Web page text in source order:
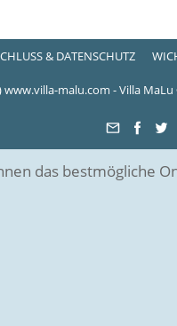
& DATENSCHUTZ
www.villa-malu.com - Villa
das bestmögliche